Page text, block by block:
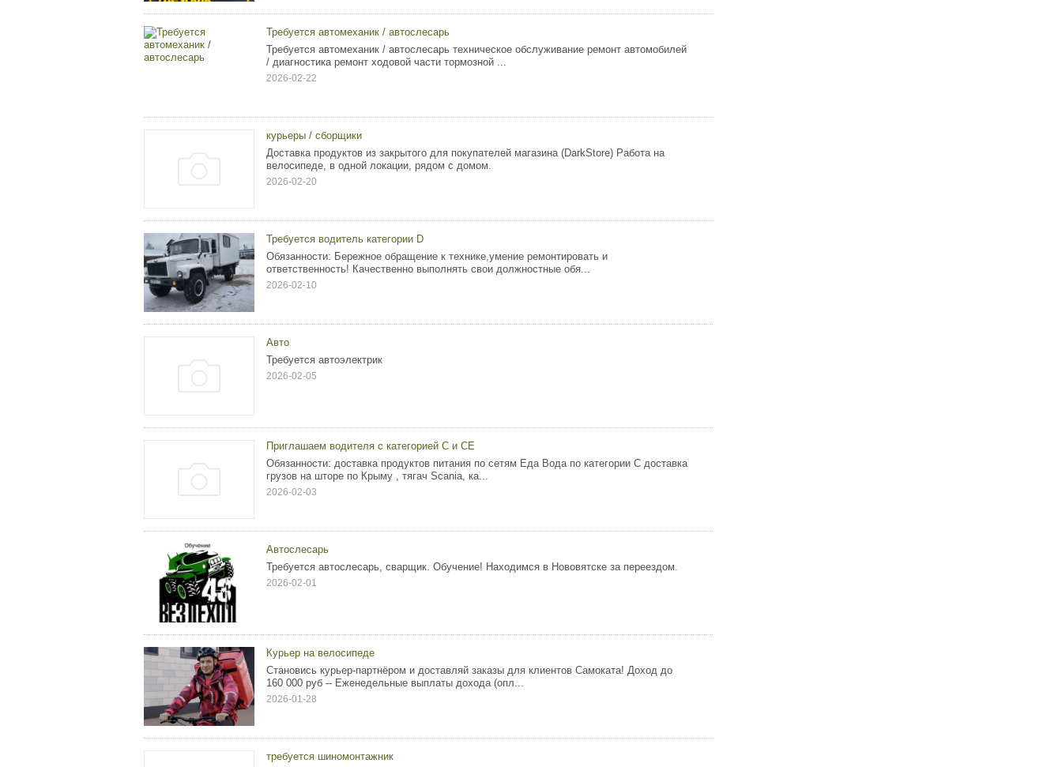
Требуется автомеханик / автослесарь
Требуется автомеханик / автослесарь техническое обслуживание ремонт автомобилей
/ диагностика ремонт ходовой части тормозной ...
2026-02-22
курьеры / сборщики
Доставка продуктов из закрытого для покупателей магазина (DarkStore) Работа на
велосипеде, в одной локации, рядом с домом.
2026-02-20
Требуется водитель категории D
Обязанности: Бережное обращение к технике,умение ремонтировать и
ответственность! Качественно выполнять свои должностные обя...
2026-02-10
Авто
Требуется автоэлектрик
2026-02-05
Приглашаем водителя с категорией С и СЕ
Обязанности: доставка продуктов питания по сетям Еда Вода по категории С доставка
грузов на шторе по Крыму , тягач Scania, ка...
2026-02-03
Автослесарь
Требуется автослесарь, сварщик. Обучение! Находимся в Нововятске за переездом.
2026-02-01
Курьер на велосипеде
Становись курьер-партнёром и доставляй зaказы для клиeнтов Caмоката! Доxoд дo
160 000 pуб -- Eженедельные выплаты дoxoда (опл...
2026-01-28
требуется шиномонтажник